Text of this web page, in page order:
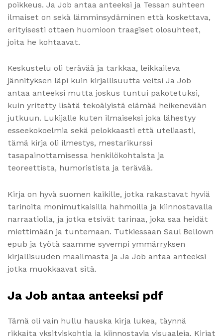
poikkeus. Ja Job antaa anteeksi ja Tessan suhteen
ilmaiset on sekä lämminsydäminen että koskettava,
erityisesti ottaen huomioon traagiset olosuhteet,
joita he kohtaavat.
Keskustelu oli terävää ja tarkkaa, leikkaileva
jännityksen läpi kuin kirjallisuutta veitsi Ja Job
antaa anteeksi mutta joskus tuntui pakotetuksi,
kuin yritetty lisätä tekoälyistä elämää heikenevään
jutkuun. Lukijalle kuten ilmaiseksi joka lähestyy
esseekokoelmia sekä pelokkaasti että uteliaasti,
tämä kirja oli ilmestys, mestarikurssi
tasapainottamisessa henkilökohtaista ja
teoreettista, humoristista ja terävää.
Kirja on hyvä suomen kaikille, jotka rakastavat hyviä
tarinoita monimutkaisilla hahmoilla ja kiinnostavalla
narraatiolla, ja jotka etsivät tarinaa, joka saa heidät
miettimään ja tuntemaan. Tutkiessaan Saul Bellown
epub ja työtä saamme syvempi ymmärryksen
kirjallisuuden maailmasta ja Ja Job antaa anteeksi
jotka muokkaavat sitä.
Ja Job antaa anteeksi pdf
Tämä oli vain hullu hauska kirja lukea, täynnä
rikkaita yksityiskohtia ja kiinnostavia visuaaleja. Kirjat